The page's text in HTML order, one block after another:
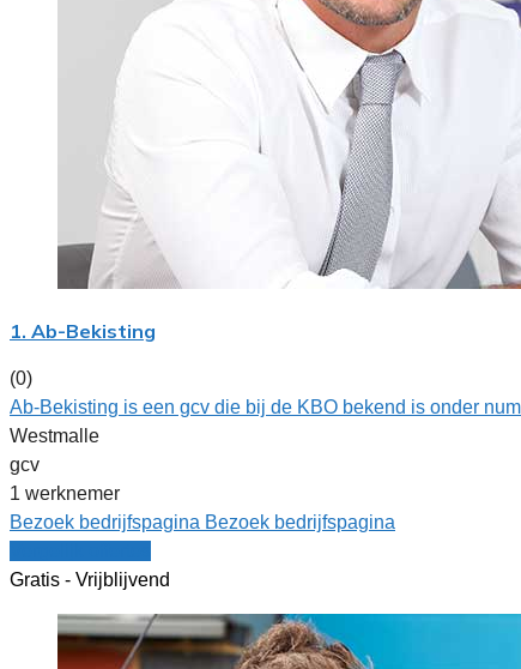
1. Ab-Bekisting
(0)
Ab-Bekisting is een gcv die bij de KBO bekend is onder
Westmalle
gcv
1 werknemer
Bezoek bedrijfspagina Bezoek bedrijfspagina
Gratis - Vrijblijvend